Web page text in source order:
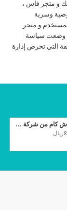
و متجر فاس ،
وسرية
و متجر
وضعت سياسة
التي تحرص إدارة
داش كام من شركة جيمي تصوير أمامية داخلية JC400 بدقة FHD 1080P تدعم البث المباشر مع التتبع المباشر للمركبة